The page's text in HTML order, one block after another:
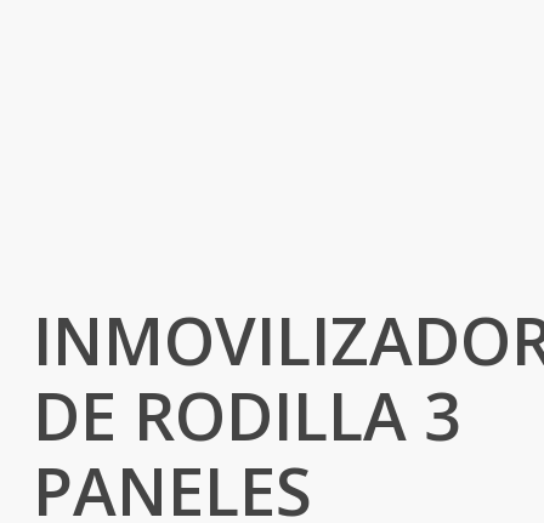
DE RODILLA 3
PANELES